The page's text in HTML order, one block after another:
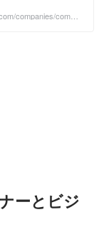
、あおいとりでの
companies/compa
ーとビジ